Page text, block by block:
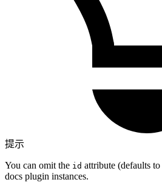
提示
You can omit the id attribute (defaults to
docs plugin instances.